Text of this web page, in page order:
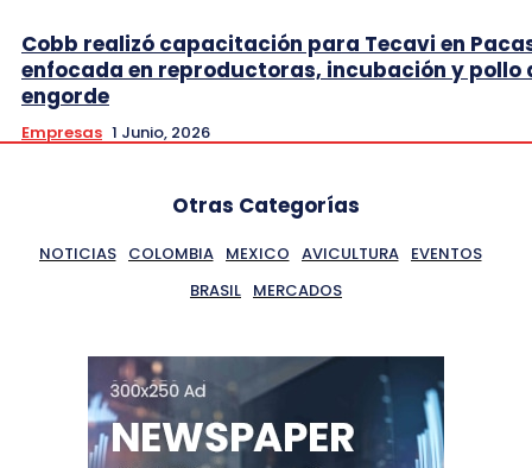
Cobb realizó capacitación para Tecavi en
enfocada en reproductoras, incubación y pollo
engorde
Empresas 1 Junio, 2026
Otras Categorías
NOTICIAS COLOMBIA MEXICO AVICULTURA
EVENTOS
BRASIL MERCADOS